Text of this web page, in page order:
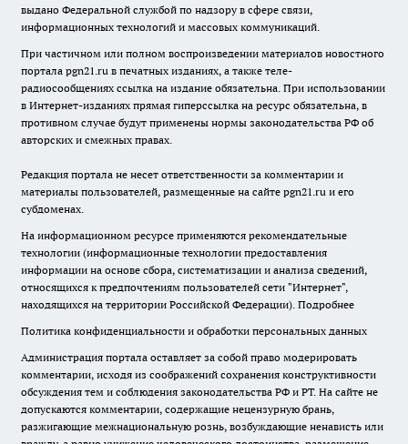
выдано Федеральной службой по надзору в сфере связи,
информационных технологий и массовых коммуникаций.
При частичном или полном воспроизведении материалов новостного
портала pgn21.ru в печатных изданиях, а также теле-
радиосообщениях ссылка на издание обязательна. При использовании
в Интернет-изданиях прямая гиперссылка на ресурс обязательна, в
противном случае будут применены нормы законодательства РФ об
авторских и смежных правах.
Редакция портала не несет ответственности за комментарии и
материалы пользователей, размещенные на сайте pgn21.ru и его
субдоменах.
На информационном ресурсе применяются рекомендательные
технологии (информационные технологии предоставления
информации на основе сбора, систематизации и анализа сведений,
относящихся к предпочтениям пользователей сети "Интернет",
находящихся на территории Российской Федерации). Подробнее
Политика конфиденциальности и обработки персональных данных
Администрация портала оставляет за собой право модерировать
комментарии, исходя из соображений сохранения конструктивности
обсуждения тем и соблюдения законодательства РФ и РТ. На сайте не
допускаются комментарии, содержащие нецензурную брань,
разжигающие межнациональную рознь, возбуждающие ненависть или